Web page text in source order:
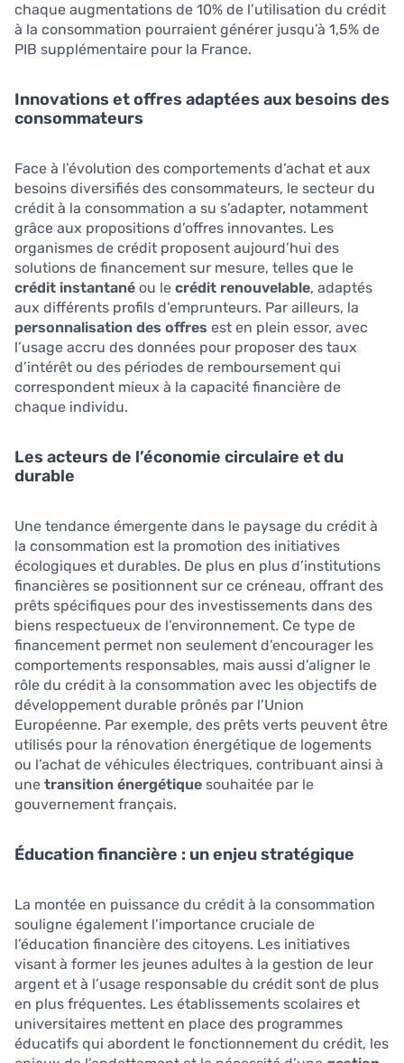
chaque augmentations de 10% de l’utilisation du crédit
à la consommation pourraient générer jusqu’à 1,5% de
PIB supplémentaire pour la France.
Innovations et offres adaptées aux besoins des
consommateurs
Face à l’évolution des comportements d’achat et aux
besoins diversifiés des consommateurs, le secteur du
crédit à la consommation a su s’adapter, notamment
grâce aux propositions d’offres innovantes. Les
organismes de crédit proposent aujourd’hui des
solutions de financement sur mesure, telles que le
crédit instantané ou le crédit renouvelable, adaptés
aux différents profils d’emprunteurs. Par ailleurs, la
personnalisation des offres est en plein essor, avec
l’usage accru des données pour proposer des taux
d’intérêt ou des périodes de remboursement qui
correspondent mieux à la capacité financière de
chaque individu.
Les acteurs de l’économie circulaire et du
durable
Une tendance émergente dans le paysage du crédit à
la consommation est la promotion des initiatives
écologiques et durables. De plus en plus d’institutions
financières se positionnent sur ce créneau, offrant des
prêts spécifiques pour des investissements dans des
biens respectueux de l’environnement. Ce type de
financement permet non seulement d’encourager les
comportements responsables, mais aussi d’aligner le
rôle du crédit à la consommation avec les objectifs de
développement durable prônés par l’Union
Européenne. Par exemple, des prêts verts peuvent être
utilisés pour la rénovation énergétique de logements
ou l’achat de véhicules électriques, contribuant ainsi à
une transition énergétique souhaitée par le
gouvernement français.
Éducation financière : un enjeu stratégique
La montée en puissance du crédit à la consommation
souligne également l’importance cruciale de
l’éducation financière des citoyens. Les initiatives
visant à former les jeunes adultes à la gestion de leur
argent et à l’usage responsable du crédit sont de plus
en plus fréquentes. Les établissements scolaires et
universitaires mettent en place des programmes
éducatifs qui abordent le fonctionnement du crédit, les